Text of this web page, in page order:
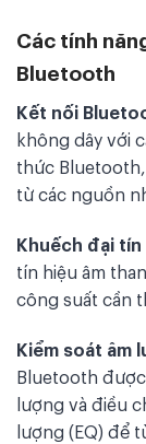
Các tính
Bluetooth
Kết nối
không dây với
thức
từ các nguồn
Khuếch đại tín
tín hiệu âm
công suất cần
Kiểm soát âm
Bluetooth
lượng và điều
lượng (EQ) để